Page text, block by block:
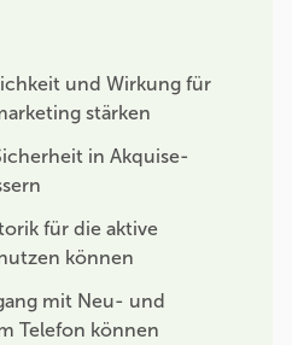
und Wirkung für
stärken
in Akquise-
für die aktive
können
mit Neu- und
Telefon können